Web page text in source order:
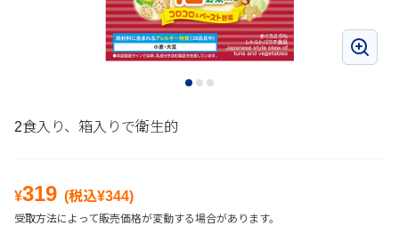
2食入り、箱入りで衛生的
¥319 (税込¥344)
受取方法によって販売価格が変動する場合があります。